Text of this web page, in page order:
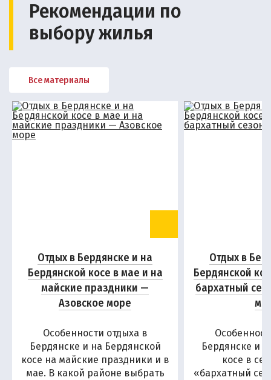
Рекомендации по
выбору жилья
Все материалы
Отдых в Бердянске и на
Бердянской косе в мае и на
майские праздники —
Азовское море
Особенности отдыха в
Бердянске и на Бердянской
косе на майские праздники и в
мае. В какой районе выбрать
Отдых в
Бердянской
бархатный
Бердянске и
косе в
«бархатный